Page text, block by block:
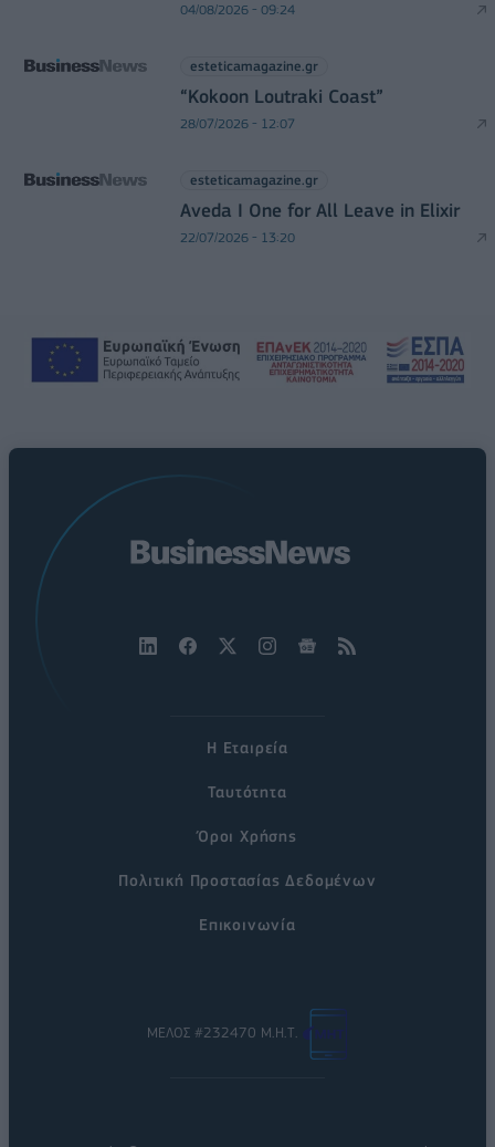
04/08/2026 - 09:24
esteticamagazine.gr
“Kokoon Loutraki Coast”
28/07/2026 - 12:07
esteticamagazine.gr
Aveda I One for All Leave in Elixir
22/07/2026 - 13:20
Η Εταιρεία
Ταυτότητα
Όροι Χρήσης
Πολιτική Προστασίας Δεδομένων
Επικοινωνία
ΜΕΛΟΣ #232470 Μ.Η.Τ.